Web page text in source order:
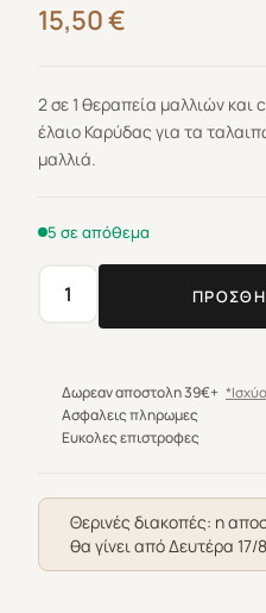
15,50€
2 σε 1 θεραπεία μαλλιών
έλαιο Καρύδας για τα
μαλλιά.
5 σε απόθεμα
Schwarzkopf
Professional
Bonacure
Sun
Protect
In-
Treatment
Coconut
Δωρεαν αποστολη 39€+
Ασφαλεις πληρωμες
Ευκολες επιστροφες
Θερινές διακοπές: η
θα γίνει από Δευτέρα 17/